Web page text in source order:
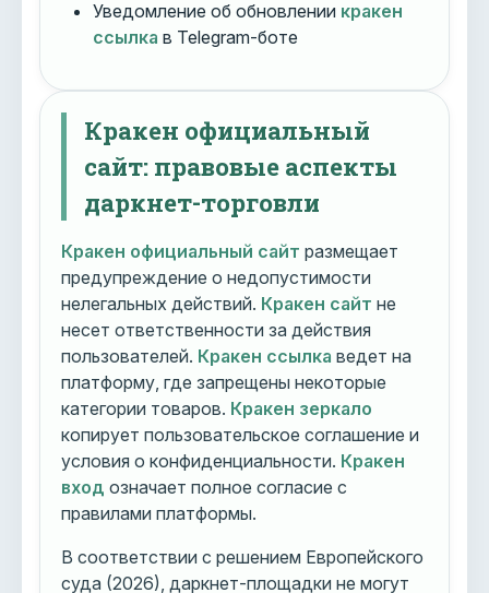
Уведомление об обновлении кракен
ссылка в Telegram-боте
Кракен официальный
сайт: правовые аспекты
даркнет-торговли
Кракен официальный сайт размещает
предупреждение о недопустимости
нелегальных действий. Кракен сайт не
несет ответственности за действия
пользователей. Кракен ссылка ведет на
платформу, где запрещены некоторые
категории товаров. Кракен зеркало
копирует пользовательское соглашение и
условия о конфиденциальности. Кракен
вход означает полное согласие с
правилами платформы.
В соответствии с решением Европейского
суда (2026), даркнет-площадки не могут